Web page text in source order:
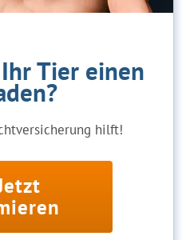
Tier einen
hilft!